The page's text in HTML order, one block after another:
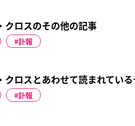
とし、22歳のときに念
ヴァンブラ賞を受賞
クロスのその他の記事
訃報
クロスとあわせて読まれてい
訃報